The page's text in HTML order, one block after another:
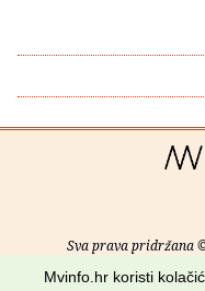
Sva prava pridržana
Mvinfo.hr koristi